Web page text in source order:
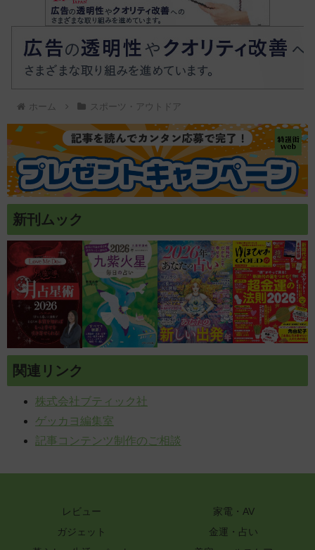
ホーム スポーツ・アウトドア
新刊ムック
関連リンク
株式会社ブティック社
ゲッカヨ編集室
記事コンテンツ制作のご相談
レビュー
家電・AV
ガジェット
金運・占い